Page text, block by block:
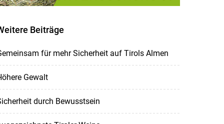
Beiträge
für mehr Sicherheit auf Tirols Almen
Gewalt
durch Bewusstsein